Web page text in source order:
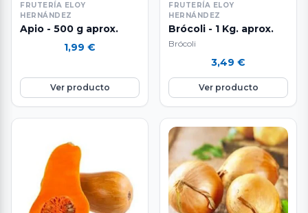
FRUTERÍA ELOY
HERNÁNDEZ
Apio - 500 g aprox.
1,99 €
Ver producto
FRUTERÍA ELOY
HERNÁNDEZ
Brócoli - 1 Kg. aprox.
Brócoli
3,49 €
Ver producto